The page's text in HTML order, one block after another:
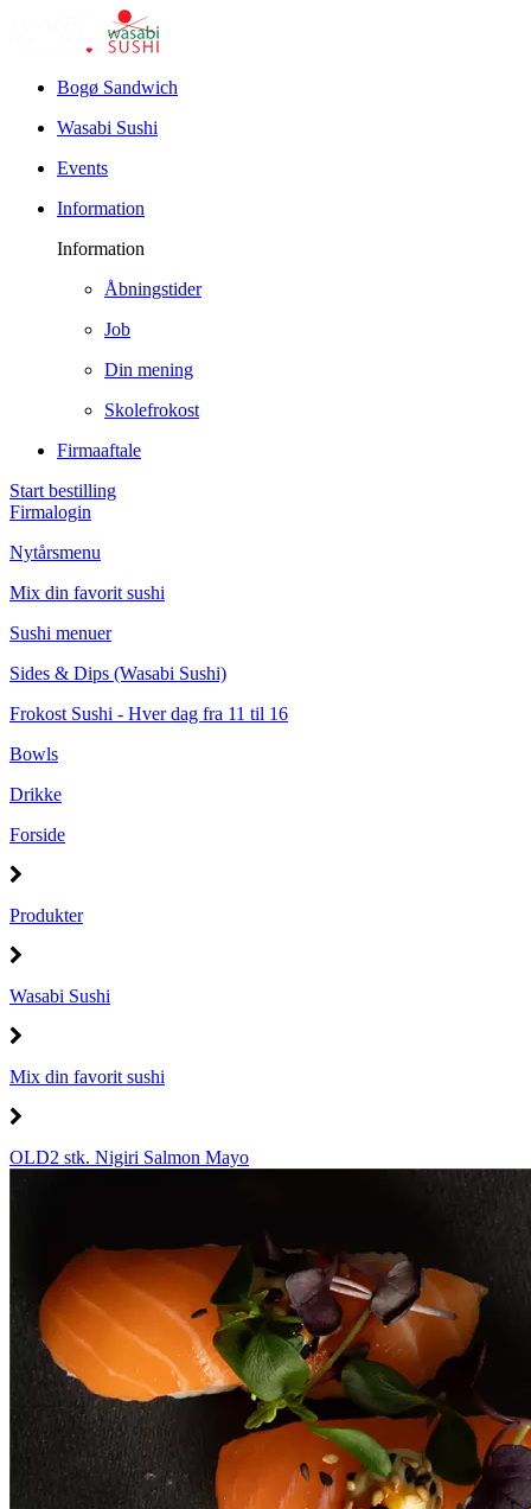
Bogø Sandwich
Wasabi Sushi
Events
Information
Information
Åbningstider
Job
Din mening
Skolefrokost
Firmaaftale
Start bestilling
Firmalogin
Nytårsmenu
Mix din favorit sushi
Sushi menuer
Sides & Dips (Wasabi Sushi)
Frokost Sushi - Hver dag fra 11 til 16
Bowls
Drikke
Forside
Produkter
Wasabi Sushi
Mix din favorit sushi
OLD2 stk. Nigiri Salmon Mayo